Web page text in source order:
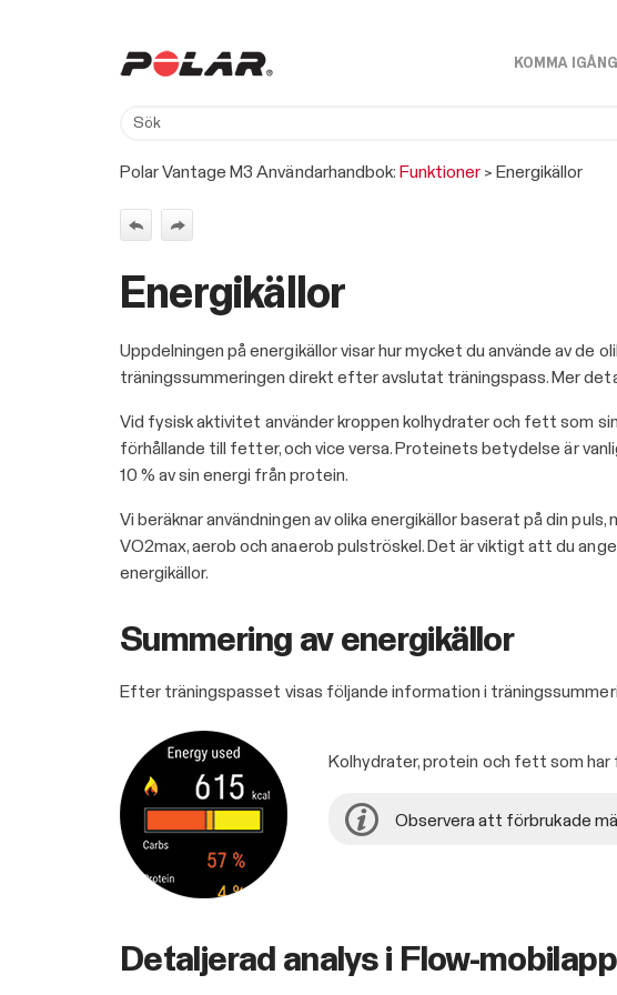
KOMMA IGÅNG
Polar Vantage M3 Användarhandbok: Funktioner > Energikällor
Energikällor
Uppdelningen på energikällor visar hur mycket du använde av de
träningssummeringen direkt efter avslutat träningspass. Mer
Vid fysisk aktivitet använder kroppen kolhydrater och fett som
förhållande till fetter, och vice versa. Proteinets betydelse är
10 % av sin energi från protein.
Vi beräknar användningen av olika energikällor baserat på din puls,
VO2max, aerob och anaerob pulströskel. Det är viktigt att du
energikällor.
Summering av energikällor
Efter träningspasset visas följande information i
Kolhydrater, protein och fett som
Observera att förbrukade
Detaljerad analys i Flow-